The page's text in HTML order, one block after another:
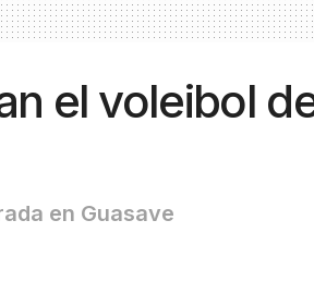
el voleibol
en Guasave